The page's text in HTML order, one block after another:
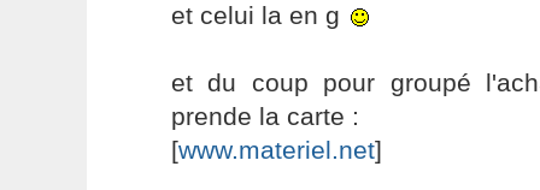
et celui la en g
et du coup pour groupé
prende la carte :
[www.materiel.net]